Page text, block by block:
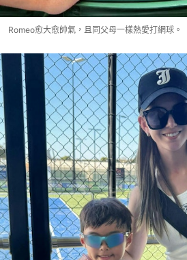
Romeo愈大愈帥氣，且同父母一樣熱愛打網球。